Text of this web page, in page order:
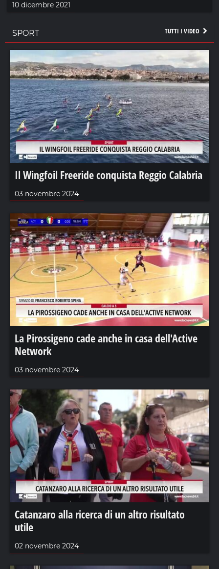
10 dicembre 2021
TUTTI I VIDEO
SPORT
Il Wingfoil Freeride conquista Reggio Calabria
03 novembre 2024
La Pirossigeno cade anche in casa dell'Active
Network
03 novembre 2024
Catanzaro alla ricerca di un altro risultato
utile
02 novembre 2024